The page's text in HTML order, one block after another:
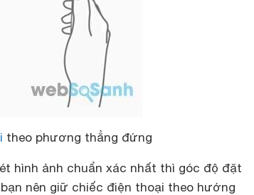
theo phương thẳng đứng
hình ảnh chuẩn xác nhất thì góc độ đặt
nên giữ chiếc điện thoại theo hướng